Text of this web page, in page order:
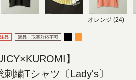
オレンジ (24)
】
繍Tシャツ〔Lady's〕